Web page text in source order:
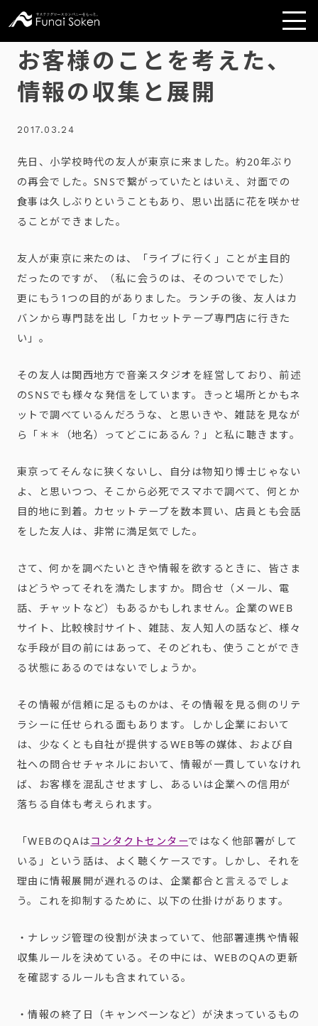
お客様のことを考えた、
情報の収集と展開
2017.03.24
先日、小学校時代の友人が東京に来ました。約20年ぶり
の再会でした。SNSで繋がっていたとはいえ、対面での
食事は久しぶりということもあり、思い出話に花を咲かせ
ることができました。
友人が東京に来たのは、「ライブに行く」ことが主目的
だったのですが、（私に会うのは、そのついででした）
更にもう1つの目的がありました。ランチの後、友人はカ
バンから専門誌を出し「カセットテープ専門店に行きた
い」。
その友人は関西地方で音楽スタジオを経営しており、前述
のSNSでも様々な発信をしています。きっと場所とかもネ
ットで調べているんだろうな、と思いきや、雑誌を見なが
ら「＊＊（地名）ってどこにあるん？」と私に聴きます。
東京ってそんなに狭くないし、自分は物知り博士じゃない
よ、と思いつつ、そこから必死でスマホで調べて、何とか
目的地に到着。カセットテープを数本買い、店員とも会話
をした友人は、非常に満足気でした。
さて、何かを調べたいときや情報を欲するときに、皆さま
はどうやってそれを満たしますか。問合せ（メール、電
話、チャットなど）もあるかもしれません。企業のWEB
サイト、比較検討サイト、雑誌、友人知人の話など、様々
な手段が目の前にはあって、そのどれも、使うことができ
る状態にあるのではないでしょうか。
その情報が信頼に足るものかは、その情報を見る側のリテ
ラシーに任せられる面もあります。しかし企業において
は、少なくとも自社が提供するWEB等の媒体、および自
社への問合せチャネルにおいて、情報が一貫していなけれ
ば、お客様を混乱させますし、あるいは企業への信用が
落ちる自体も考えられます。
「WEBのQAはコンタクトセンターではなく他部署がして
いる」という話は、よく聴くケースです。しかし、それを
理由に情報展開が遅れるのは、企業都合と言えるでしょ
う。これを抑制するために、以下の仕掛けがあります。
・ナレッジ管理の役割が決まっていて、他部署連携や情報
収集ルールを決めている。その中には、WEBのQAの更新
を確認するルールも含まれている。
・情報の終了日（キャンペーンなど）が決まっているもの